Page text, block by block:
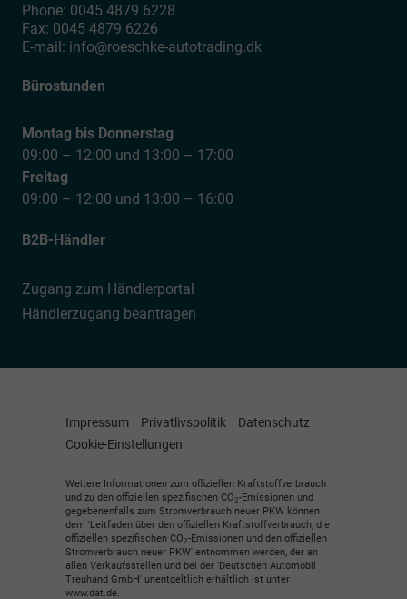
Phone: 0045 4879 6228
Fax: 0045 4879 6226
E-mail: info@roeschke-autotrading.dk
Bürostunden
Montag bis Donnerstag
09:00 – 12:00 und 13:00 – 17:00
Freitag
09:00 – 12:00 und 13:00 – 16:00
B2B-Händler
Zugang zum Händlerportal
Händlerzugang beantragen
Impressum Privatlivspolitik
Datenschutz
Cookie-Einstellungen
Weitere Informationen zum offiziellen Kraftstoffverbrauch
und zu den offiziellen spezifischen CO2-Emissionen und
gegebenenfalls zum Stromverbrauch neuer PKW können
dem 'Leitfaden über den offiziellen Kraftstoffverbrauch, die
offiziellen spezifischen CO2-Emissionen und den offiziellen
Stromverbrauch neuer PKW' entnommen werden, der an
allen Verkaufsstellen und bei der 'Deutschen Automobil
Treuhand GmbH' unentgeltlich erhältlich ist unter
www.dat.de.